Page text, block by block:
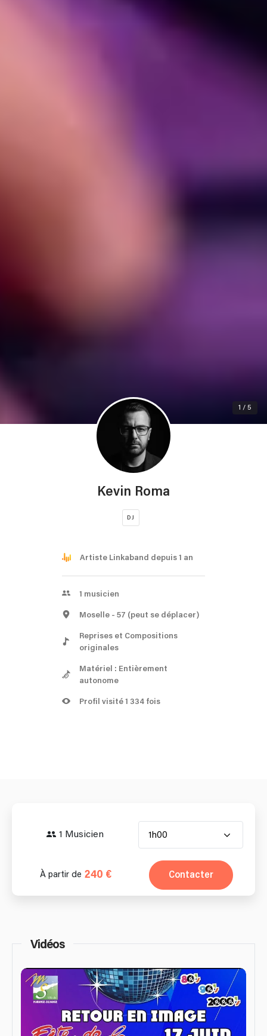
1 / 5
Kevin Roma
DJ
Artiste Linkaband depuis 1 an
1 musicien
Moselle - 57 (peut se déplacer)
Reprises et Compositions
originales
Matériel : Entièrement
autonome
Profil visité 1 334 fois
1 Musicien 1h00
À partir de 240 € Contacter
Vidéos